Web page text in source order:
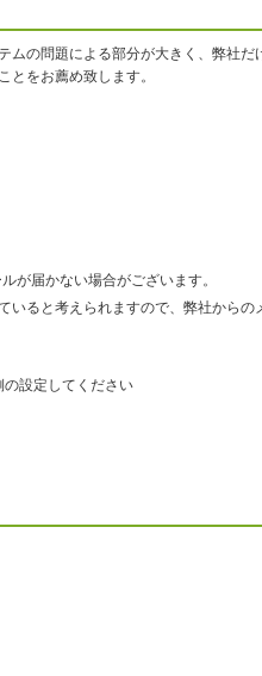
ムの問題による部分が大きく、弊社だ
をお薦め致します。
が届かない場合がございます。
いると考えられますので、弊社からの
設定してください